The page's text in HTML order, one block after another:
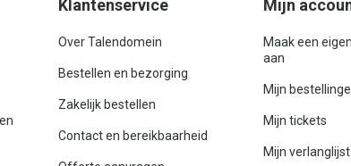
Klantenservice
Over Talendomein
Bestellen en bezorging
Zakelijk bestellen
Contact en bereikbaarheid
Mijn
Maak een
aan
Mijn
Mijn tickets
Mijn verlanglijst